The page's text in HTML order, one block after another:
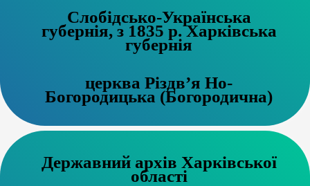
Слобідсько-Українська
губернія, з 1835 р. Харківська
губернія
церква Різдв’я Но-
Богородицька (Богородична)
Державний архів Харківської
області